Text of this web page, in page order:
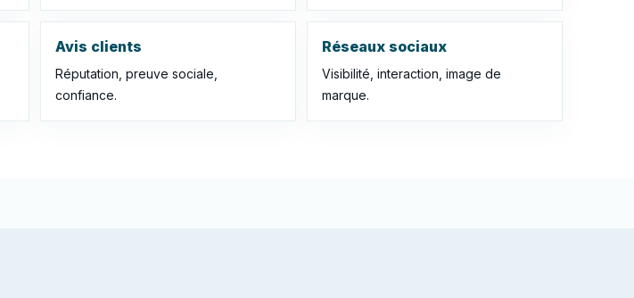
Avis clients
Réputation, preuve sociale,
confiance.
Réseaux sociaux
Visibilité, interaction, image de
marque.